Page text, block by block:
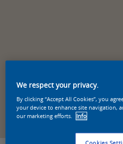
Zoek
We respect your privacy.
By clicking “Accept All Cookies”, you
your device to enhance site navigation,
our marketing efforts.
Info